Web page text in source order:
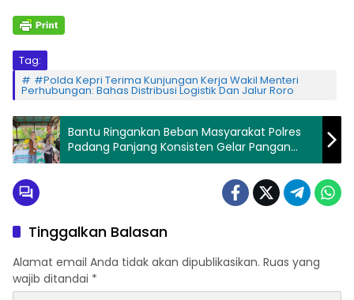
Tag:
#Polda Kepri Terima Kunjungan Kerja Wakil Menteri
Perhubungan: Bahas Distribusi Logistik Dan Jalur Roro
Bantu Ringankan Beban Masyarakat Polres
Padang Panjang Konsisten Gelar Pangan
Murah
Tinggalkan Balasan
Alamat email Anda tidak akan dipublikasikan. Ruas yang
wajib ditandai *